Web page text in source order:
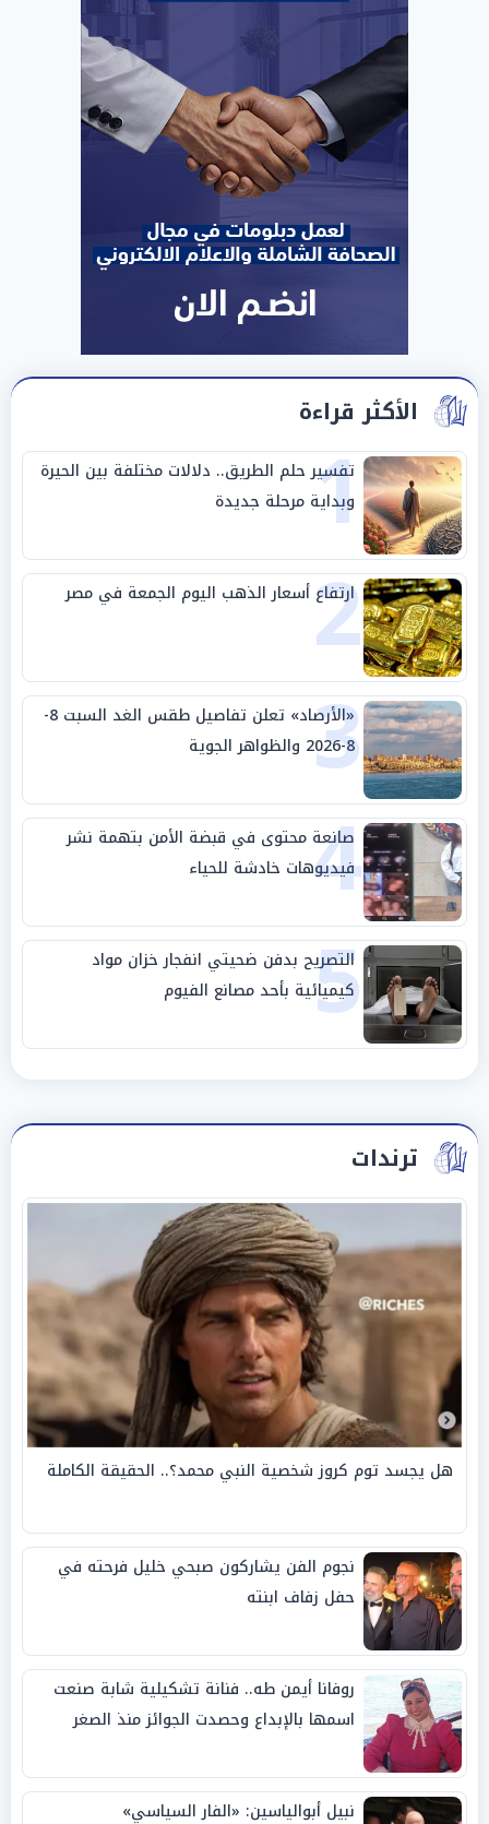
الأكثر قراءة
1
تفسير حلم الطريق.. دلالات مختلفة بين الحيرة
وبداية مرحلة جديدة
2
ارتفاع أسعار الذهب اليوم الجمعة في مصر
3
«الأرصاد» تعلن تفاصيل طقس الغد السبت 8-
8-2026 والظواهر الجوية
4
صانعة محتوى في قبضة الأمن بتهمة نشر
فيديوهات خادشة للحياء
5
التصريح بدفن ضحيتي انفجار خزان مواد
كيميائية بأحد مصانع الفيوم
ترندات
هل يجسد توم كروز شخصية النبي محمد؟.. الحقيقة الكاملة
نجوم الفن يشاركون صبحي خليل فرحته في
حفل زفاف ابنته
روفانا أيمن طه.. فنانة تشكيلية شابة صنعت
اسمها بالإبداع وحصدت الجوائز منذ الصغر
نبيل أبوالياسين: «الفار السياسي»